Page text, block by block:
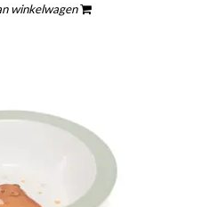
winkelwagen